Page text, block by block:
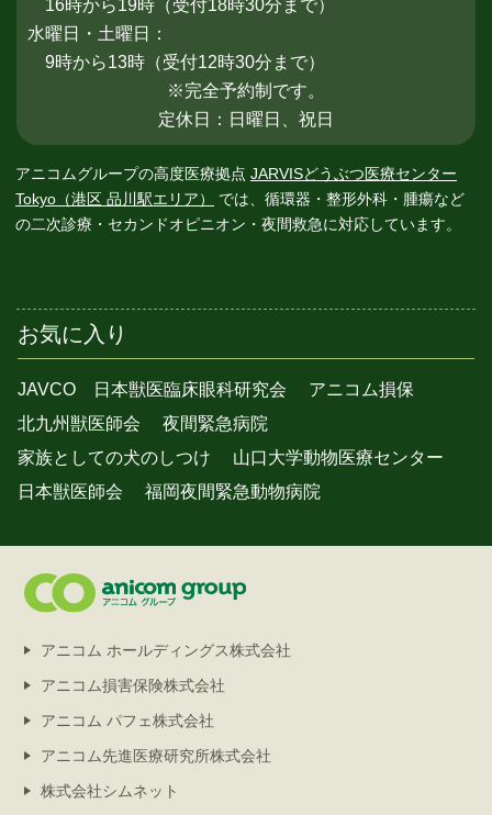
16時から19時（受付18時30分まで）
水曜日・土曜日：
9時から13時（受付12時30分まで）
※完全予約制です。
定休日：日曜日、祝日
アニコムグループの高度医療拠点 JARVISどうぶつ医療センター
Tokyo（港区 品川駅エリア）
では、循環器・整形外科・腫瘍など
の二次診療・ セカンドオピニオン・夜間救急に対応しています。
お気に入り
JAVCO 日本獣医臨床眼科研究会
アニコム損保
北九州獣医師会
夜間緊急病院
家族としての犬のしつけ
山口大学動物医療センター
日本獣医師会
福岡夜間緊急動物病院
アニコム ホールディングス株式会社
アニコム損害保険株式会社
アニコム パフェ株式会社
アニコム先進医療研究所株式会社
株式会社シムネット